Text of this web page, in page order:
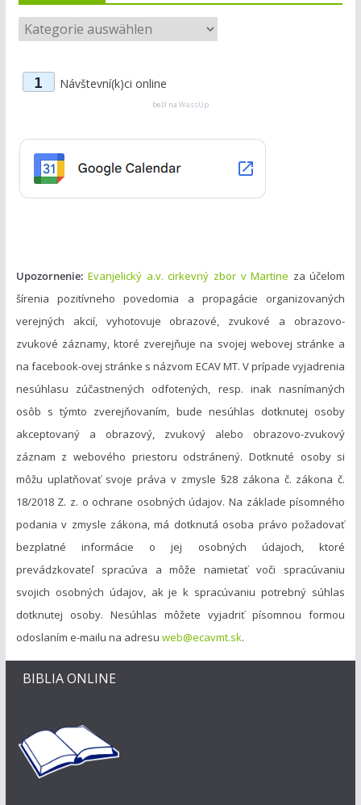
a
e
r
1 Návštevní(k)ci online
beží na WassUp
Upozornenie: Evanjelický a.v. cirkevný zbor v Martine za účelom
šírenia pozitívneho povedomia a propagácie organizovaných
verejných akcií, vyhotovuje obrazové, zvukové a obrazovo-
zvukové záznamy, ktoré zverejňuje na svojej webovej stránke a
na facebook-ovej stránke s názvom ECAV MT. V prípade vyjadrenia
nesúhlasu zúčastnených odfotených, resp. inak nasnímaných
osôb s týmto zverejňovaním, bude nesúhlas dotknutej osoby
akceptovaný a obrazový, zvukový alebo obrazovo-zvukový
záznam z webového priestoru odstránený. Dotknuté osoby si
môžu uplatňovať svoje práva v zmysle §28 zákona č. zákona č.
18/2018 Z. z. o ochrane osobných údajov. Na základe písomného
podania v zmysle zákona, má dotknutá osoba právo požadovať
bezplatné informácie o jej osobných údajoch, ktoré
prevádzkovateľ spracúva a môže namietať voči spracúvaniu
svojich osobných údajov, ak je k spracúvaniu potrebný súhlas
dotknutej osoby. Nesúhlas môžete vyjadriť písomnou formou
odoslaním e-mailu na adresu web@ecavmt.sk.
BIBLIA ONLINE